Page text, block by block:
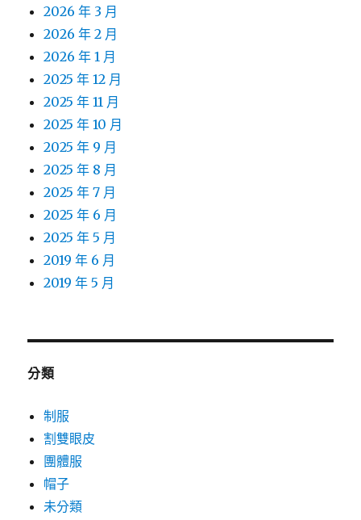
2026 年 3 月
2026 年 2 月
2026 年 1 月
2025 年 12 月
2025 年 11 月
2025 年 10 月
2025 年 9 月
2025 年 8 月
2025 年 7 月
2025 年 6 月
2025 年 5 月
2019 年 6 月
2019 年 5 月
分類
制服
割雙眼皮
團體服
帽子
未分類